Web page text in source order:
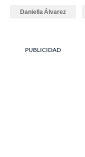
Daniella Álvarez
PUBLICIDAD